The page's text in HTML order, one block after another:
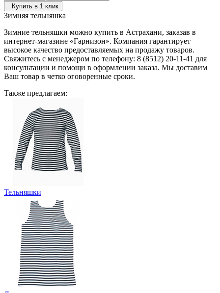
Купить в 1 клик
Зимняя тельняшка
Зимние тельняшки можно купить в Астрахани, заказав в
интернет-магазине «Гарнизон». Компания гарантирует
высокое качество предоставляемых на продажу товаров.
Свяжитесь с менеджером по телефону: 8 (8512) 20-11-41 для
консультации и помощи в оформлении заказа. Мы доставим
Ваш товар в четко оговоренные сроки.
Также предлагаем:
Тельняшки